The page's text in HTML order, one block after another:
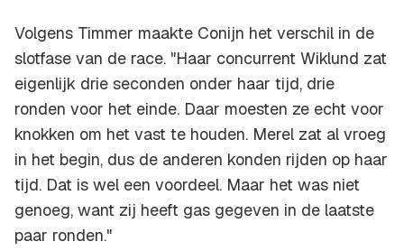
Volgens Timmer maakte Conijn het verschil in de
slotfase van de race. "Haar concurrent Wiklund zat
eigenlijk drie seconden onder haar tijd, drie
ronden voor het einde. Daar moesten ze echt voor
knokken om het vast te houden. Merel zat al vroeg
in het begin, dus de anderen konden rijden op haar
tijd. Dat is wel een voordeel. Maar het was niet
genoeg, want zij heeft gas gegeven in de laatste
paar ronden."